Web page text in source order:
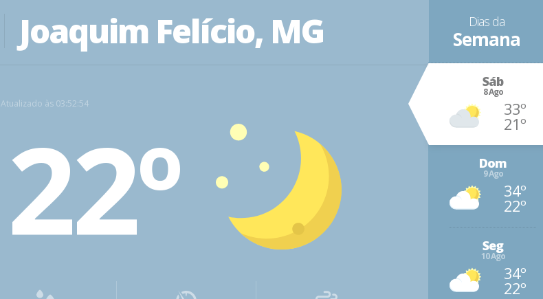
Joaquim Felício, MG
Atualizado às 03:52:54
22º
Dias da
Semana
Sáb
8 Ago
33º
21º
Dom
9 Ago
34º
22º
Seg
10 Ago
34º
22º